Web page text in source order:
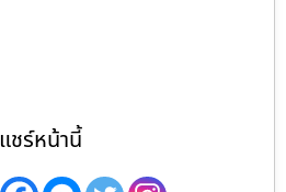
แชร์หน้านี้